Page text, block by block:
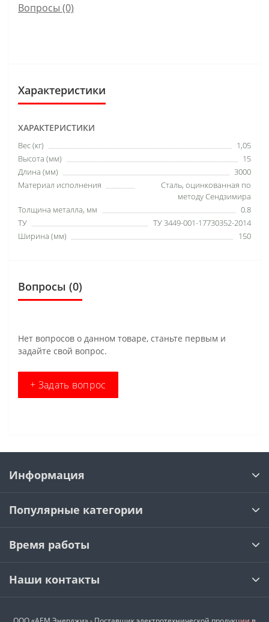
Вопросы (0)
Характеристики
ХАРАКТЕРИСТИКИ
Вес (кг)
1,05
Высота (мм)
15
Длина (мм)
3000
Материал исполнения
Сталь, оцинкованная по
методу Сендзимира
Толщина металла, мм
0.8
ТУ
ТУ 3449-001-17730352-2014
Ширина (мм)
150
Вопросы (0)
Нет вопросов о данном товаре, станьте первым и
задайте свой вопрос.
+ Задать вопрос
Информация
Популярные категории
Время работы
Наши контакты